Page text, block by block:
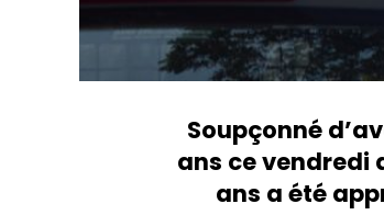
Soupçonné
ans ce vendredi
ans a été